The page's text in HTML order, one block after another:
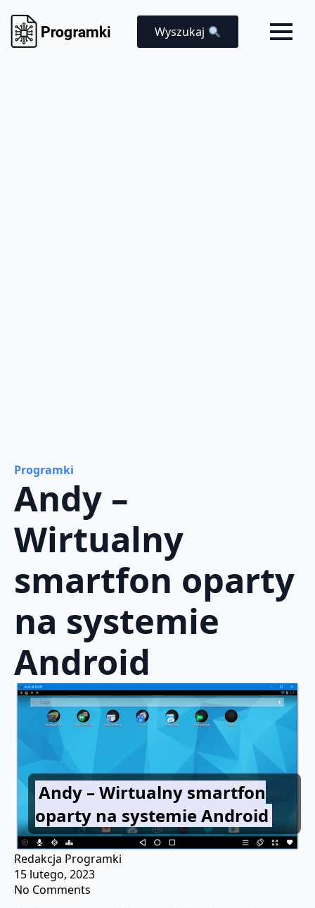
Wyszukaj
Programki
Andy –
Wirtualny
smartfon oparty
na systemie
Android
Andy – Wirtualny smartfon
oparty na systemie Android
Redakcja Programki
15 lutego, 2023
No Comments